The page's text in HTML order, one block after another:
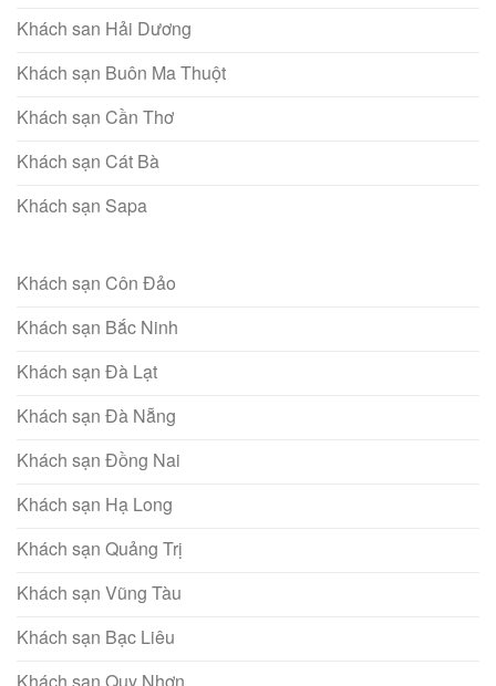
Khách san Hải Dương
Khách sạn Buôn Ma Thuột
Khách sạn Cần Thơ
Khách sạn Cát Bà
Khách sạn Sapa
Khách sạn Côn Đảo
Khách sạn Bắc Ninh
Khách sạn Đà Lạt
Khách sạn Đà Nẵng
Khách sạn Đồng Nai
Khách sạn Hạ Long
Khách sạn Quảng Trị
Khách sạn Vũng Tàu
Khách sạn Bạc Liêu
Khách sạn Quy Nhơn